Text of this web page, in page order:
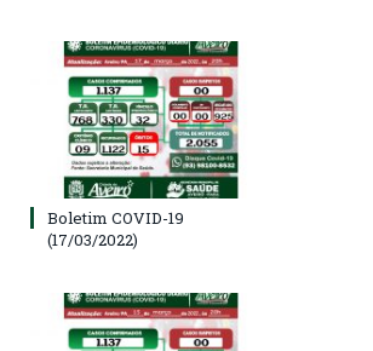
Boletim COVID-19
(17/03/2022)